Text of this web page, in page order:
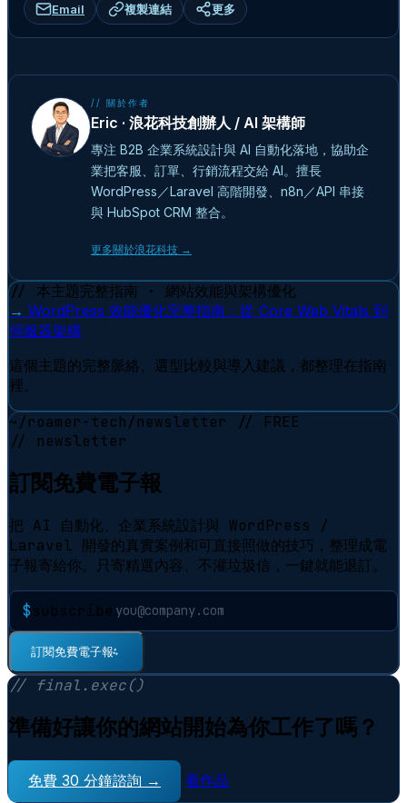
Email 複製連結 更多
// 關於作者
Eric · 浪花科技創辦人 / AI 架構師
專注 B2B 企業系統設計與 AI 自動化落地，協助企
業把客服、訂單、行銷流程交給 AI。擅長
WordPress／Laravel 高階開發、n8n／API 串接
與 HubSpot CRM 整合。
更多關於浪花科技 →
// 本主題完整指南 · 網站效能與架構優化
→ WordPress 效能優化完整指南：從 Core Web Vitals 到
伺服器架構
這個主題的完整脈絡、選型比較與導入建議，都整理在指南
裡。
~/roamer-tech/newsletter
// FREE
// newsletter
訂閱免費電子報
把 AI 自動化、企業系統設計與 WordPress /
Laravel 開發的真實案例和可直接照做的技巧，整理成電
子報寄給你。只寄精選內容、不灌垃圾信，一鍵就能退訂。
$subscribe
訂閱免費電子報⠋
// final.exec()
準備好讓你的網站開始為你工作了嗎？
免費 30 分鐘諮詢 → 看作品